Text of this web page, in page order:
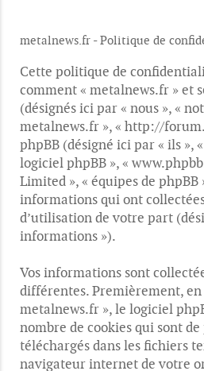
metalnews.fr - Politique de
Cette politique de
comment « metalnews.fr » et
(désignés ici par « nous », «
metalnews.fr », « http://
phpBB (désigné ici par « ils »,
logiciel phpBB », «
Limited », « équipes de
informations qui ont
d’utilisation de votre part
informations »).
Vos informations sont
différentes. Premièrement,
metalnews.fr », le logiciel
nombre de cookies qui sont
téléchargés dans les fichiers
navigateur internet de votre